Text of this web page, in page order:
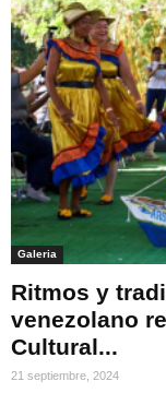
Galeria
Ritmos y
venezolano
Cultural...
21 septiembre, 2024